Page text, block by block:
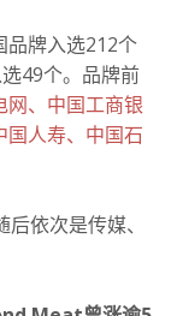
品牌入选212个
49个。品牌前
网、中国工商银
国人寿、中国石
依次是传媒、